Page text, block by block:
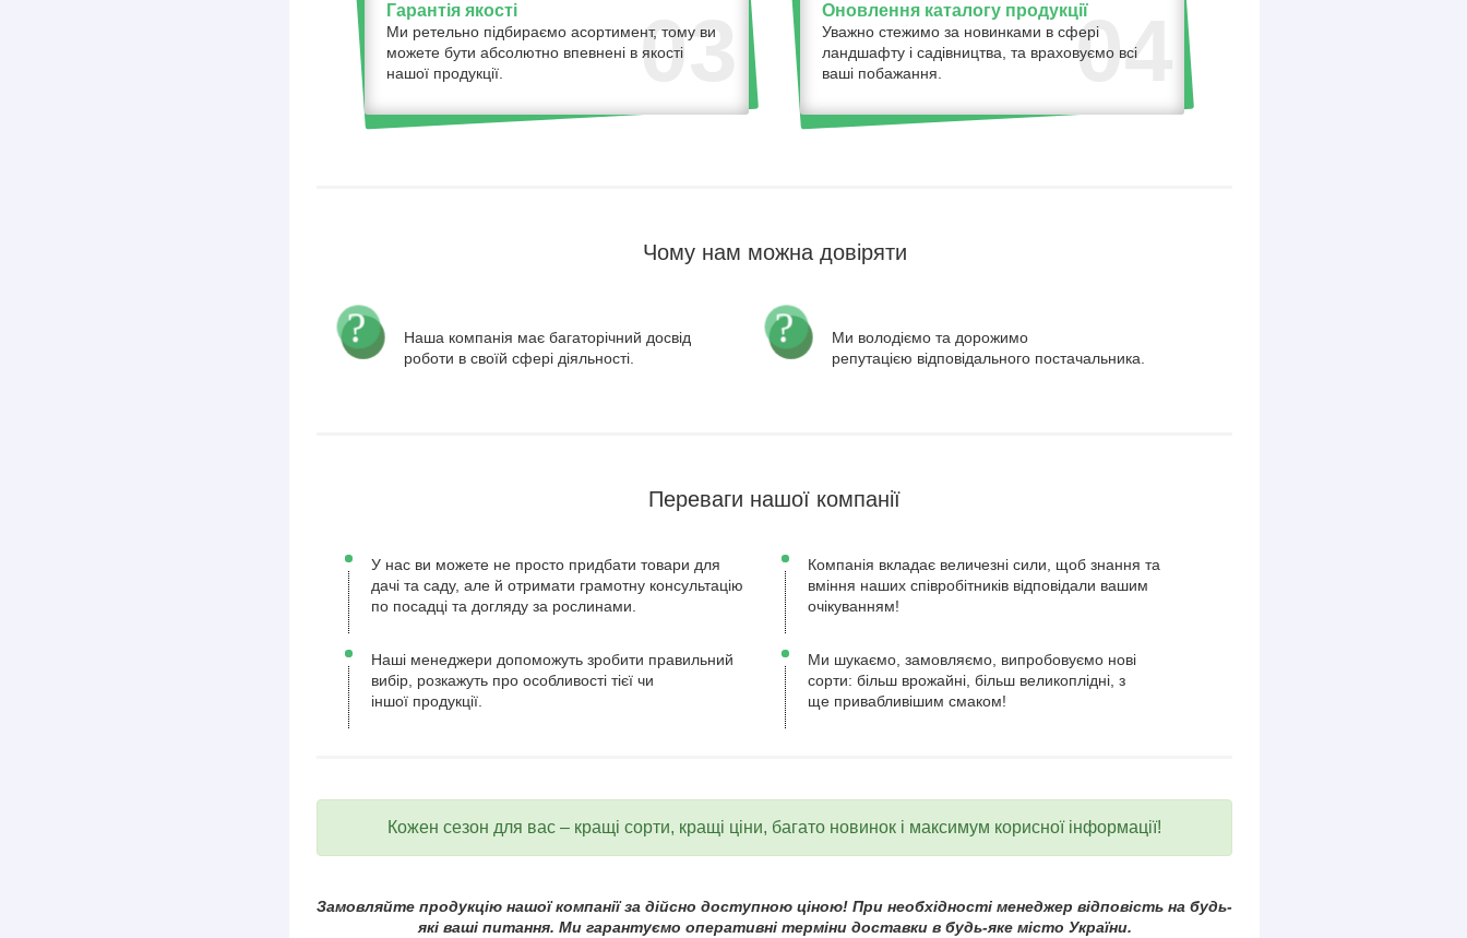
03
Гарантія якості
Ми ретельно підбираємо асортимент, тому ви
можете бути абсолютно впевнені в якості
нашої продукції.
04
Оновлення каталогу продукції
Уважно стежимо за новинками в сфері
ландшафту і садівництва, та враховуємо всі
ваші побажання.
Чому нам можна довіряти
Наша компанія має багаторічний досвід
роботи в своїй сфері діяльності.
Ми володіємо та дорожимо
репутацією відповідального постачальника.
Переваги нашої компанії
У нас ви можете не просто придбати товари для
дачі та саду, але й отримати грамотну консультацію
по посадці та догляду за рослинами.
Компанія вкладає величезні сили, щоб знання та
вміння наших співробітників відповідали вашим
очікуванням!
Наші менеджери допоможуть зробити правильний
вибір, розкажуть про особливості тієї чи
іншої продукції.
Ми шукаємо, замовляємо, випробовуємо нові
сорти: більш врожайні, більш великоплідні, з
ще привабливішим смаком!
Кожен сезон для вас – кращі сорти, кращі ціни, багато новинок і максимум корисної інформації!
Замовляйте продукцію нашої компанії за дійсно доступною ціною! При необхідності менеджер відповість на будь-
які ваші питання. Ми гарантуємо оперативні терміни доставки в будь-яке місто України.